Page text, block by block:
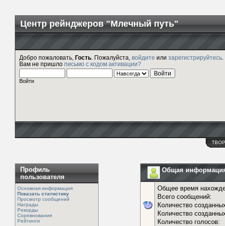
Центр рейнджеров "Млечный путь"
Добро пожаловать, Гость . Пожалуйста, войдите или зарегистрируйтесь
Вам не пришло письмо с кодом активации?
Войти
Профиль
пользователя
Основная информация
Показать статистику
Просмотр сообщений
Награды
Рекорды
Соревнования
Рейтинги
Общая
Общее время
Всего сообщений:
Количество
Количество
Количество голосов: